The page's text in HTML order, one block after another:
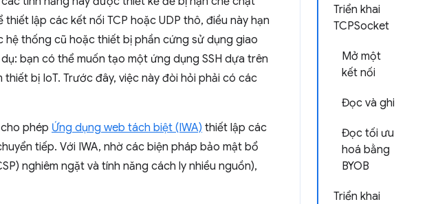
Triển khai
TCPSocket
Mở một
kết nối
Đọc và ghi
Đọc tối ưu
hoá bằng
BYOB
Triển khai
lập các kết nối TCP hoặc UDP thô, điều này hạn
thống cũ hoặc thiết bị phần cứng sử dụng giao
bạn có thể muốn tạo một ứng dụng SSH dựa trên
bị IoT. Trước đây, việc này đòi hỏi phải có các
phép Ứng dụng web tách biệt (IWA) thiết lập các
tiếp. Với IWA, nhờ các biện pháp bảo mật bổ
nghiêm ngặt và tính năng cách ly nhiều nguồn),